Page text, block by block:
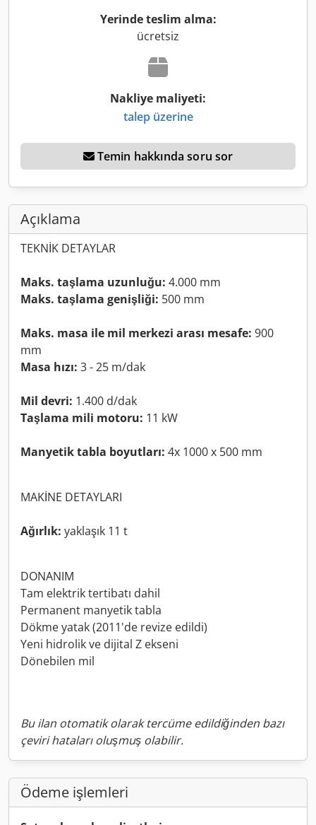
Yerinde teslim alma:
ücretsiz
Nakliye maliyeti:
talep üzerine
Temin hakkında soru sor
Açıklama
TEKNİK DETAYLAR
Maks. taşlama uzunluğu: 4.000 mm
Maks. taşlama genişliği: 500 mm
Maks. masa ile mil merkezi arası mesafe: 900
mm
Masa hızı: 3 - 25 m/dak
Mil devri: 1.400 d/dak
Taşlama mili motoru: 11 kW
Manyetik tabla boyutları: 4x 1000 x 500 mm
MAKİNE DETAYLARI
Ağırlık: yaklaşık 11 t
DONANIM
Tam elektrik tertibatı dahil
Permanent manyetik tabla
Dökme yatak (2011'de revize edildi)
Yeni hidrolik ve dijital Z ekseni
Dönebilen mil
Bu ilan otomatik olarak tercüme edildiğinden bazı
çeviri hataları oluşmuş olabilir.
Ödeme işlemleri